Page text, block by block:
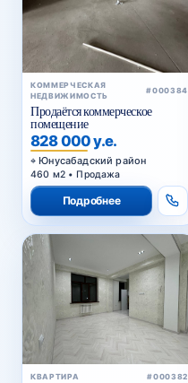
КОММЕРЧЕСКАЯ
НЕДВИЖИМОСТЬ
#000384
Продаётся коммерческое
помещение
828 000 у.е.
Юнусабадский район
460 м2 • Продажа
Подробнее
КВАРТИРА #000382